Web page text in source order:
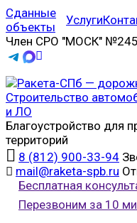
Сданные
объекты
Услуги
Член СРО "МОСК"
Благоустройство для
территорий
8 (812) 900-33-94
mail@raketa-spb.ru
Бесплатная
Перезвоним за 10